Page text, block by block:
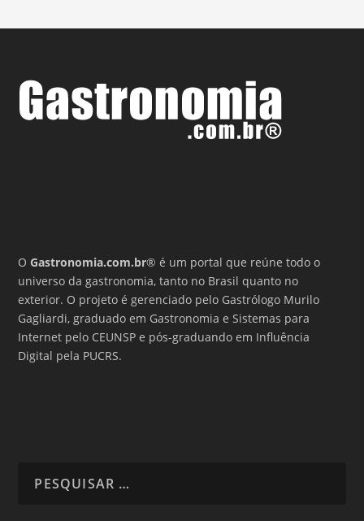
OGastronomia.com.br® é um portal que reúne todo o
universo da gastronomia, tanto no Brasil quanto no
exterior. O projeto é gerenciado pelo Gastrólogo Murilo
Gagliardi, graduado em Gastronomia e Sistemas para
Internet pelo CEUNSP e pós-graduando em Influência
Digital pela PUCRS.